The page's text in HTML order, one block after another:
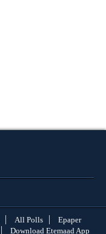
All Polls
Epaper
Download Etemaad App